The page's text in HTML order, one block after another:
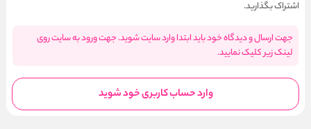
اشتراک بگذارید.
جهت ارسال و دیدگاه خود باید ابتدا وارد سایت شوید. جهت ورود به سایت روی
لینک زیر کلیک نمایید.
وارد حساب کاربری خود شوید